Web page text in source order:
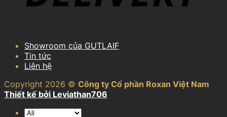
Showroom của GUTLAIF
Tin tức
Liên hệ
Copyright 2026 © Công ty Cổ phần Roxan Việt Nam
Thiết kế bởi Leviathan706